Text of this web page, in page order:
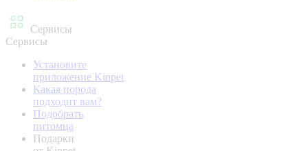
Сервисы
Сервисы
Установите
приложение Kinpet
Какая порода
подходит вам?
Подобрать
питомца
Подарки